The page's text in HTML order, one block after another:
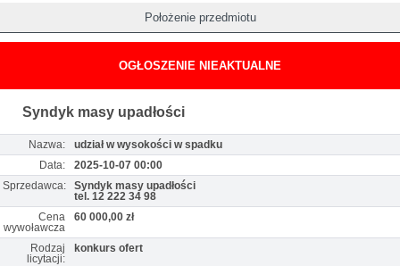
Położenie przedmiotu
OGŁOSZENIE NIEAKTUALNE
Syndyk masy upadłości
Nazwa:
udział w wysokości w spadku
Data:
2025-10-07 00:00
Sprzedawca:
Syndyk masy upadłości
tel. 12 222 34 98
Cena
wywoławcza
60 000,00 zł
Rodzaj
licytacji:
konkurs ofert